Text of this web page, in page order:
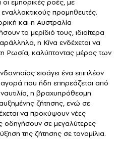
προμηθευτές.
και η Αυστραλία
το μερίδιό τους, ιδιαίτερα
η Κίνα ενδέχεται να
Ρωσία, καλύπτοντας μέρος των
εισάγει ένα επιπλέον
που ήδη επηρεάζεται από
ναυτιλία, η βραχυπρόθεσμη
ζήτησης, ενώ σε
να προκύψουν νέες
οδηγήσουν σε μεγαλύτερες
της ζήτησης σε τονομίλια.